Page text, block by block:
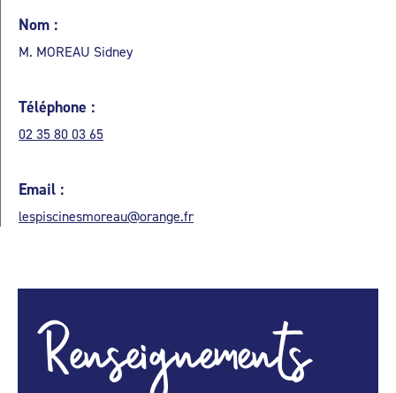
Nom :
M. MOREAU Sidney
Téléphone :
02 35 80 03 65
Email :
lespiscinesmoreau@orange.fr
Renseignements